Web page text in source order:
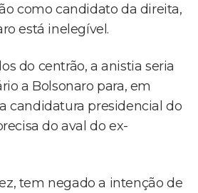
como candidato da direita,
está inelegível.
do centrão, a anistia seria
a Bolsonaro para, em
candidatura presidencial do
do aval do ex-
tem negado a intenção de